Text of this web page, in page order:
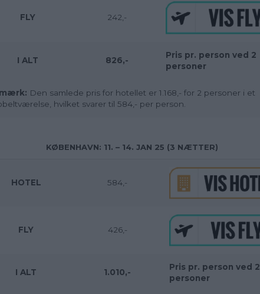
FLY 242,-
I ALT 826,-
Pris pr. person ved 2
personer
Den samlede pris for hotellet er 1.168,- for 2 personer i et
hvilket svarer til 584,- per person.
KØBENHAVN: 11. – 14. JAN 25 (3 NÆTTER)
HOTEL 584,-
FLY 426,-
I ALT 1.010,-
Pris pr. person ved 2
personer